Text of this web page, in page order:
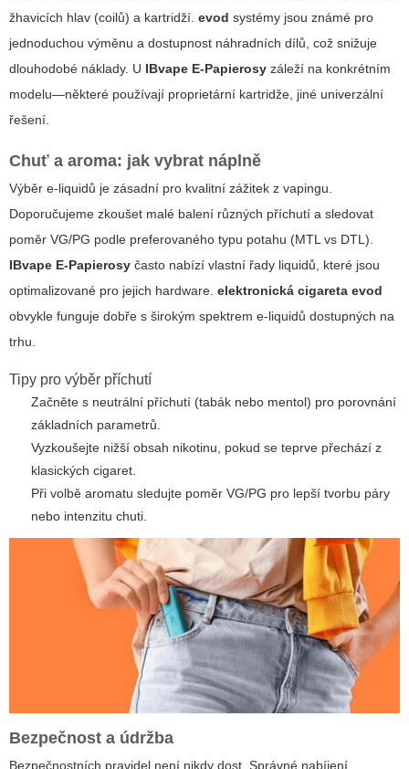
žhavicích hlav (coilů) a kartridží. evod systémy jsou známé pro
jednoduchou výměnu a dostupnost náhradních dílů, což snižuje
dlouhodobé náklady. U IBvape E-Papierosy záleží na konkrétním
modelu—některé používají proprietární kartridže, jiné univerzální
řešení.
Chuť a aroma: jak vybrat náplně
Výběr e-liquidů je zásadní pro kvalitní zážitek z vapingu.
Doporučujeme zkoušet malé balení různých příchutí a sledovat
poměr VG/PG podle preferovaného typu potahu (MTL vs DTL).
IBvape E-Papierosy často nabízí vlastní řady liquidů, které jsou
optimalizované pro jejich hardware. elektronická cigareta evod
obvykle funguje dobře s širokým spektrem e-liquidů dostupných na
trhu.
Tipy pro výběr příchutí
Začněte s neutrální příchutí (tabák nebo mentol) pro porovnání
základních parametrů.
Vyzkoušejte nižší obsah nikotinu, pokud se teprve přechází z
klasických cigaret.
Při volbě aromatu sledujte poměr VG/PG pro lepší tvorbu páry
nebo intenzitu chuti.
Bezpečnost a údržba
Bezpečnostních pravidel není nikdy dost. Správné nabíjení,